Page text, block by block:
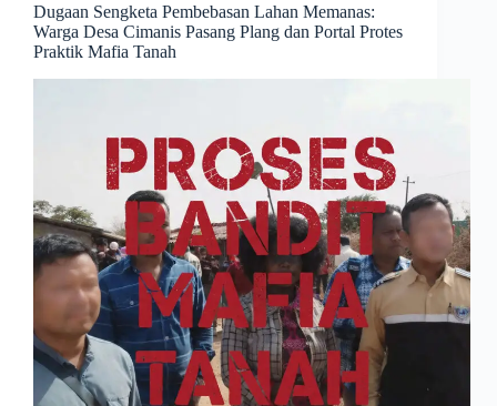
Dugaan Sengketa Pembebasan Lahan Memanas:
Warga Desa Cimanis Pasang Plang dan Portal Protes
Praktik Mafia Tanah